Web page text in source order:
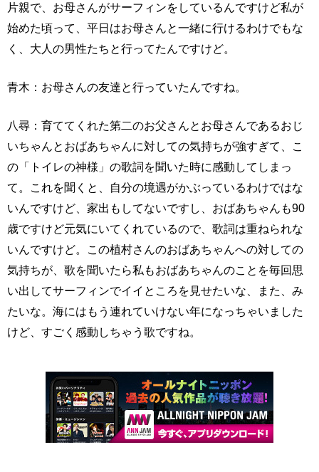
片親で、お母さんがサーフィンをしているんですけど私が
始めた頃って、平日はお母さんと一緒に行けるわけでもな
く、大人の男性たちと行ってたんですけど。
青木：お母さんの友達と行っていたんですね。
八尋：育ててくれた第二のお父さんとお母さんであるおじ
いちゃんとおばあちゃんに対しての気持ちが強すぎて、こ
の「トイレの神様」の歌詞を聞いた時に感動してしまっ
て。これを聞くと、自分の境遇がかぶっているわけではな
いんですけど、家出もしてないですし、おばあちゃんも90
歳ですけど元気にいてくれているので、歌詞は重ねられな
いんですけど。この植村さんのおばあちゃんへの対しての
気持ちが、歌を聞いたら私もおばあちゃんのことを毎回思
い出してサーフィンでイイところを見せたいな、また、み
たいな。海にはもう連れていけない年になっちゃいました
けど、すごく感動しちゃう歌ですね。